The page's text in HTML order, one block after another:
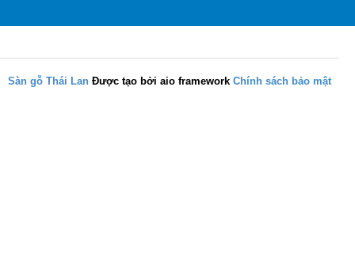
Sàn gỗ Thái Lan Được tạo bởi aio framework Chính sách bảo mật